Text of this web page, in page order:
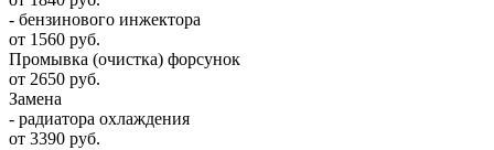
- бензинового инжектора
от 1560 руб.
Промывка (очистка) форсунок
от 2650 руб.
Замена
- радиатора охлаждения
от 3390 руб.